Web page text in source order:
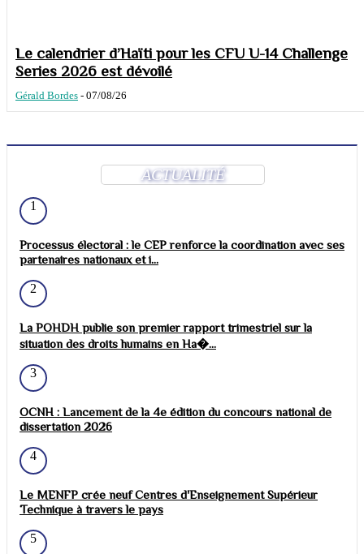
Le calendrier d’Haïti pour les CFU U-14 Challenge
Series 2026 est dévoilé
Gérald Bordes - 07/08/26
ACTUALITÉ
1
Processus électoral : le CEP renforce la coordination avec ses
partenaires nationaux et i...
2
La POHDH publie son premier rapport trimestriel sur la
situation des droits humains en Ha�...
3
OCNH : Lancement de la 4e édition du concours national de
dissertation 2026
4
Le MENFP crée neuf Centres d'Enseignement Supérieur
Technique à travers le pays
5